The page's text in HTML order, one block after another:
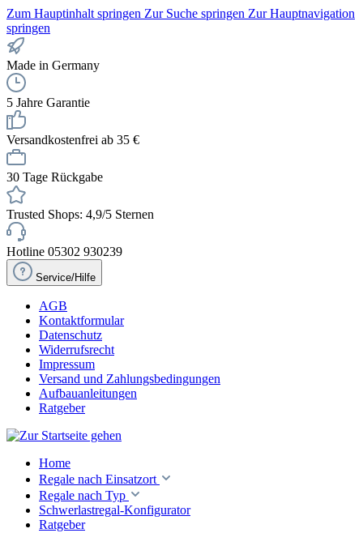
Zum Hauptinhalt springen Zur Suche springen Zur Hauptnavigation
springen
Made in Germany
5 Jahre Garantie
Versandkostenfrei ab 35 €
30 Tage Rückgabe
Trusted Shops: 4,9/5 Sternen
Hotline 05302 930239
Service/Hilfe
AGB
Kontaktformular
Datenschutz
Widerrufsrecht
Impressum
Versand und Zahlungsbedingungen
Aufbauanleitungen
Ratgeber
Home
Regale nach Einsatzort
Regale nach Typ
Schwerlastregal-Konfigurator
Ratgeber